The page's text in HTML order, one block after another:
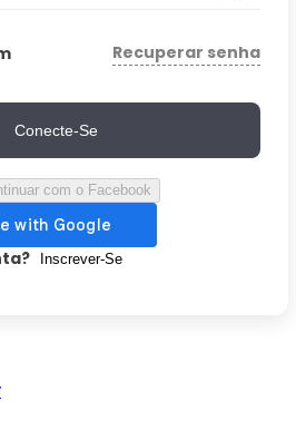
Recuperar senha
Conecte-Se
com o Facebook
Inscrever-Se